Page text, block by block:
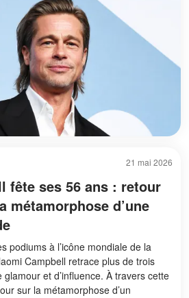
21 mai 2026
fête ses 56 ans : retour
métamorphose d’une
podiums à l’icône mondiale de la
Campbell retrace plus de trois
glamour et d’influence. À travers cette
sur la métamorphose d’un